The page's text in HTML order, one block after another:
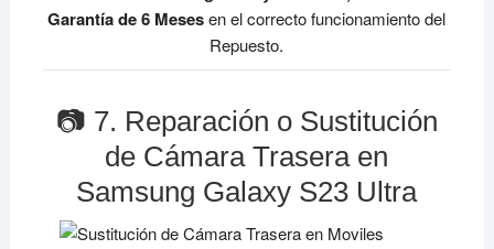
Garantía de 6 Mesesen el correcto funcionamiento del
Repuesto.
📷 7. Reparación o Sustitución
de Cámara Trasera en
Samsung Galaxy S23 Ultra